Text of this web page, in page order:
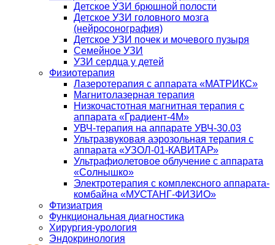
Детское УЗИ брюшной полости
Детское УЗИ головного мозга
(нейросонография)
Детское УЗИ почек и мочевого пузыря
Семейное УЗИ
УЗИ сердца у детей
Физиотерапия
Лазеротерапия с аппарата «МАТРИКС»
Магнитолазерная терапия
Низкочастотная магнитная терапия с
аппарата «Градиент-4М»
УВЧ-терапия на аппарате УВЧ-30.03
Ультразвуковая аэрозольная терапия с
аппарата «УЗОЛ-01-КАВИТАР»
Ультрафиолетовое облучение с аппарата
«Солнышко»
Электротерапия с комплексного аппарата-
комбайна «МУСТАНГ-ФИЗИО»
Фтизиатрия
Функциональная диагностика
Хирургия-урология
Эндокринология